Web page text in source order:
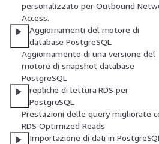
personalizzato per Outbound
Access.
Aggiornamenti del motore di
database PostgreSQL
Aggiornamento di una versione del
motore di snapshot database
PostgreSQL
repliche di lettura RDS per
PostgreSQL
Prestazioni delle query migliorate
RDS Optimized Reads
Importazione di dati in